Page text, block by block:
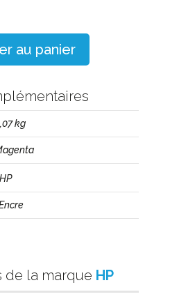
au panier
kg
HP
de la marque HP